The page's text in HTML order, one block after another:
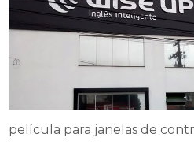
película para janelas de